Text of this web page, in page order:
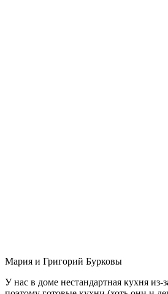
Мария и Григорий Бурковы
У нас в доме нестандартная кухня из-